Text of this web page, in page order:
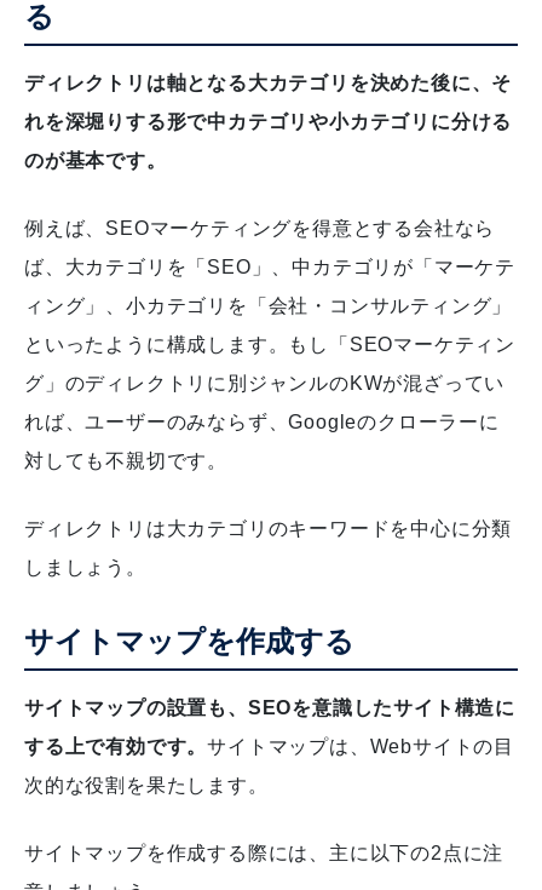
る
ディレクトリは軸となる大カテゴリを決めた後に、そ
れを深堀りする形で中カテゴリや小カテゴリに分ける
のが基本です。
例えば、SEOマーケティングを得意とする会社なら
ば、大カテゴリを「SEO」、中カテゴリが「マーケテ
ィング」、小カテゴリを「会社・コンサルティング」
といったように構成します。もし「SEOマーケティン
グ」のディレクトリに別ジャンルのKWが混ざってい
れば、ユーザーのみならず、Googleのクローラーに
対しても不親切です。
ディレクトリは大カテゴリのキーワードを中心に分類
しましょう。
サイトマップを作成する
サイトマップの設置も、SEOを意識したサイト構造に
する上で有効です。サイトマップは、Webサイトの目
次的な役割を果たします。
サイトマップを作成する際には、主に以下の2点に注